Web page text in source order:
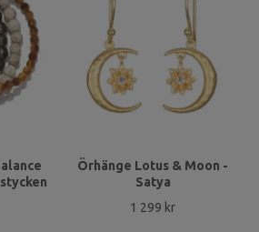
Örhänge Lotus & Moon -
Satya
1 299 kr